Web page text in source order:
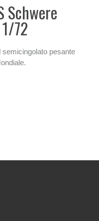
Schwere
72
pesante